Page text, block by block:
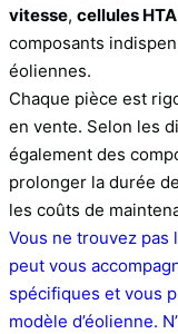
vitesse, cellules HTA
composants
éoliennes.
Chaque pièce est
en vente. Selon les
également des
prolonger la durée
les coûts de
Vous ne trouvez
peut vous
spécifiques et vous
modèle d’éolienne.